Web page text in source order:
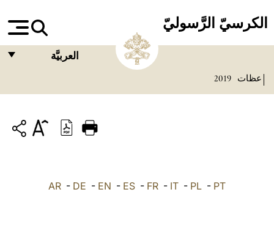
الكرسيّ الرَّسوليّ
العربيَّة
ITALIANO
عظات 2019
AR - DE - EN - ES - FR - IT - PL - PT